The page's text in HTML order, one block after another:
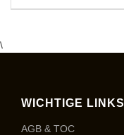
\
WICHTIGE LINKS
AGB & TOC